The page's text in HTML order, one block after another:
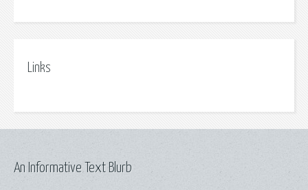
Links
An Informative Text Blurb